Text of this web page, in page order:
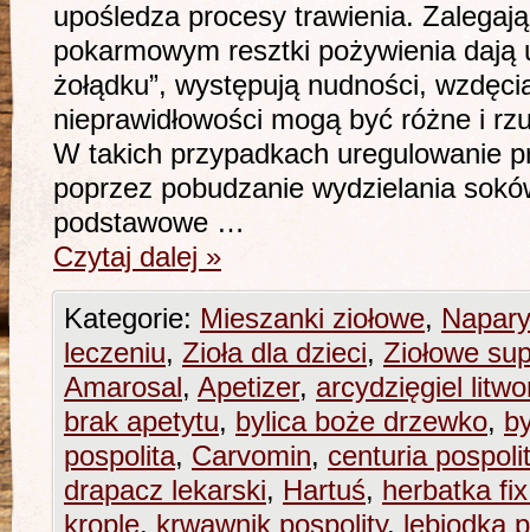
upośledza procesy trawienia.
pokarmowym resztki pożywienia dają
żołądku”, występują nudności,
nieprawidłowości mogą być różne i
W takich przypadkach uregulowanie
poprzez pobudzanie wydzielania
podstawowe …
Czytaj dalej »
Kategorie: Mieszanki ziołowe,
leczeniu, Zioła dla dzieci, Ziołowe
Amarosal, Apetizer, arcydzięgiel
brak apetytu, bylica boże drzewko,
pospolita, Carvomin, centuria
drapacz lekarski, Hartuś, herbatka
krople, krwawnik pospolity, lebiodka